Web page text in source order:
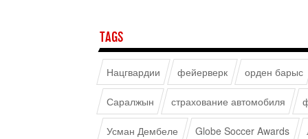
TAGS
Нацгвардии фейерверк орден барыс
Саралжын страхование автомобиля
Усман Дембеле Globe Soccer Awards